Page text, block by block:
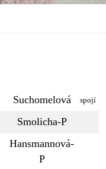
Suchomelová spojí
Smolicha-P
Hansmannová-
P